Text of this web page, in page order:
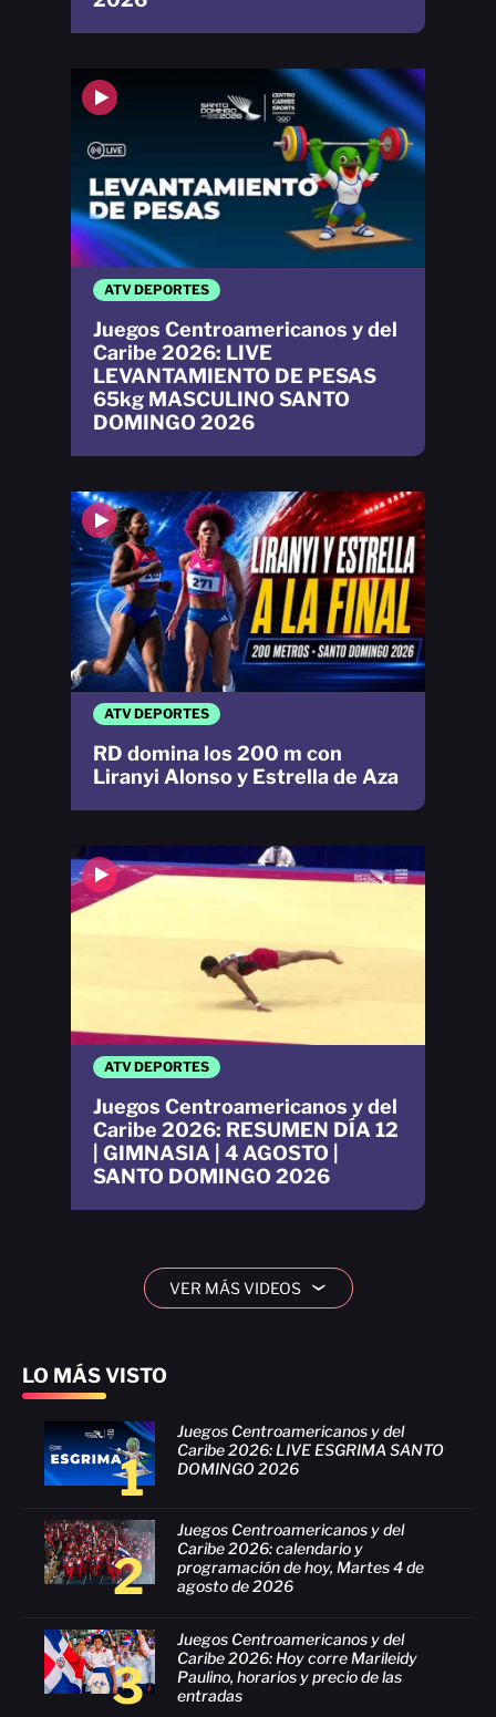
LO MÁS VISTO
1
Juegos Centroamericanos y del
Caribe 2026: LIVE ESGRIMA SANTO
DOMINGO 2026
2
Juegos Centroamericanos y del
Caribe 2026: calendario y
programación de hoy, Martes 4 de
agosto de 2026
3
Juegos Centroamericanos y del
Caribe 2026: Hoy corre Marileidy
Paulino, horarios y precio de las
entradas
ATV DEPORTES
Juegos Centroamericanos y del
Caribe 2026: RESUMEN DÍA 12
| GIMNASIA | 4 AGOSTO |
SANTO DOMINGO 2026
ATV DEPORTES
RD domina los 200 m con
Liranyi Alonso y Estrella de Aza
ATV DEPORTES
Juegos Centroamericanos y del
Caribe 2026: LIVE
LEVANTAMIENTO DE PESAS
65kg MASCULINO SANTO
DOMINGO 2026
VER MÁS VIDEOS ›